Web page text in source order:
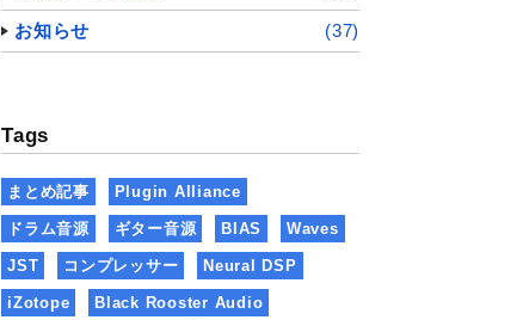
お知らせ (37)
Tags
まとめ記事 Plugin Alliance
ドラム音源 ギター音源 BIAS Waves
JST コンプレッサー Neural DSP
iZotope Black Rooster Audio